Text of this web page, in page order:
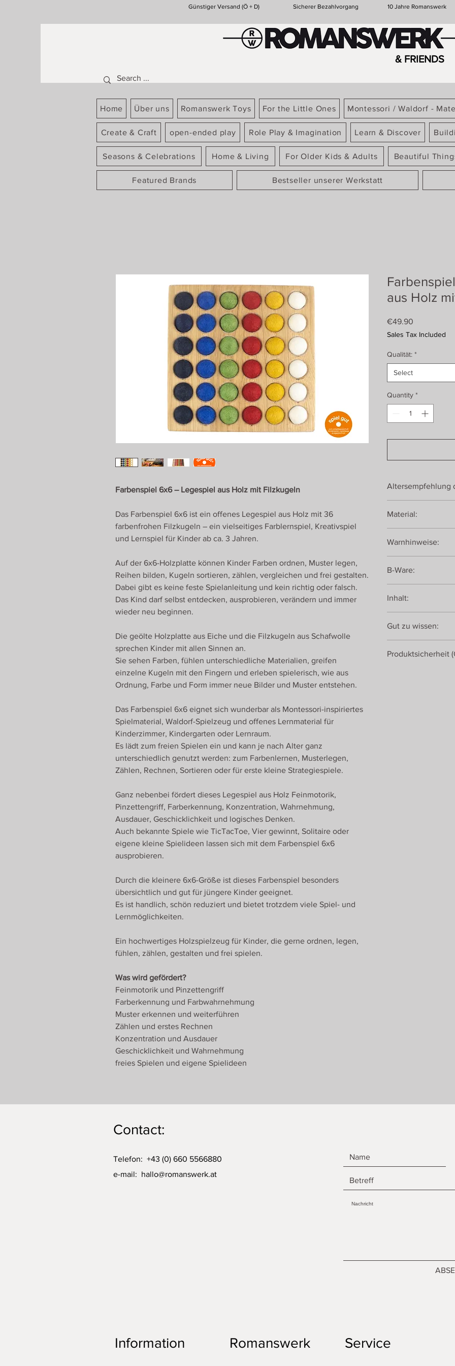
Günstiger Versand (Ö + D) Sicherer Bezahlvorgang 10 Jahre Romanswerk
& FRIENDS
Home Über uns Romanswerk Toys For the Little Ones Montessori / Waldorf -
Create & Craft open-ended play Role Play & Imagination Learn & Discover
Seasons & Celebrations Home & Living For Older Kids & Adults Beautiful
Featured Brands Bestseller unserer Werkstatt
Farbenspiel 6x6 – Legespiel aus Holz mit Filzkugeln
Das Farbenspiel 6x6 ist ein offenes Legespiel aus Holz mit 36
farbenfrohen Filzkugeln – ein vielseitiges Farblernspiel, Kreativspiel
und Lernspiel für Kinder ab ca. 3 Jahren.
Auf der 6x6-Holzplatte können Kinder Farben ordnen, Muster legen,
Reihen bilden, Kugeln sortieren, zählen, vergleichen und frei gestalten.
Dabei gibt es keine feste Spielanleitung und kein richtig oder falsch.
Das Kind darf selbst entdecken, ausprobieren, verändern und immer
wieder neu beginnen.
Die geölte Holzplatte aus Eiche und die Filzkugeln aus Schafwolle
sprechen Kinder mit allen Sinnen an.
Sie sehen Farben, fühlen unterschiedliche Materialien, greifen
einzelne Kugeln mit den Fingern und erleben spielerisch, wie aus
Ordnung, Farbe und Form immer neue Bilder und Muster entstehen.
Das Farbenspiel 6x6 eignet sich wunderbar als Montessori-inspiriertes
Spielmaterial, Waldorf-Spielzeug und offenes Lernmaterial für
Kinderzimmer, Kindergarten oder Lernraum.
Es lädt zum freien Spielen ein und kann je nach Alter ganz
unterschiedlich genutzt werden: zum Farbenlernen, Musterlegen,
Zählen, Rechnen, Sortieren oder für erste kleine Strategiespiele.
Ganz nebenbei fördert dieses Legespiel aus Holz Feinmotorik,
Pinzettengriff, Farberkennung, Konzentration, Wahrnehmung,
Ausdauer, Geschicklichkeit und logisches Denken.
Auch bekannte Spiele wie TicTacToe, Vier gewinnt, Solitaire oder
eigene kleine Spielideen lassen sich mit dem Farbenspiel 6x6
ausprobieren.
Durch die kleinere 6x6-Größe ist dieses Farbenspiel besonders
übersichtlich und gut für jüngere Kinder geeignet.
Es ist handlich, schön reduziert und bietet trotzdem viele Spiel- und
Lernmöglichkeiten.
Ein hochwertiges Holzspielzeug für Kinder, die gerne ordnen, legen,
fühlen, zählen, gestalten und frei spielen.
Was wird gefördert?
Feinmotorik und Pinzettengriff
Farberkennung und Farbwahrnehmung
Muster erkennen und weiterführen
Zählen und erstes Rechnen
Konzentration und Ausdauer
Geschicklichkeit und Wahrnehmung
freies Spielen und eigene Spielideen
aus Holz
€49.90
Sales Tax Included
Qualität: *
Select
Quantity *
Altersempfehlung
Material:
Filzkugeln aus
Warnhinweise:
verschluckbarer
bei Feuchtigkeit und
Farbe verändern.
B-Ware:
Dieses Spiel
Variante. Es haben
der Produktion
unsauberer
Inhalt:
36 farbenfrohe
Gut zu wissen:
Variante unserer
Produktsicherheit
Contact:
Telefon: +43 (0) 660 5566880
e-mail: hallo@romanswerk.at
Information Romanswerk Service